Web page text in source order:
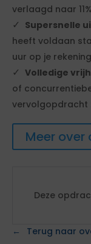
verlaagd naar
Supersnelle
heeft voldaan
uur op je
Volledige
of
vervolgopdracht
Meer over
Deze
Terug naar